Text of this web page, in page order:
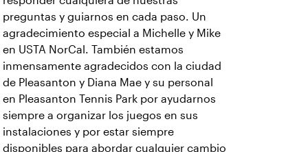
preguntas y guiarnos en cada paso. Un
agradecimiento especial a Michelle y Mike
en USTA NorCal. También estamos
inmensamente agradecidos con la ciudad
de Pleasanton y Diana Mae y su personal
en Pleasanton Tennis Park por ayudarnos
siempre a organizar los juegos en sus
instalaciones y por estar siempre
disponibles para abordar cualquier cambio